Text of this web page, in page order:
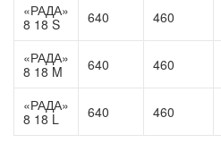
«РАДА»
8 18 S
640 460
«РАДА»
8 18 M
640 460
«РАДА»
8 18 L
640 460